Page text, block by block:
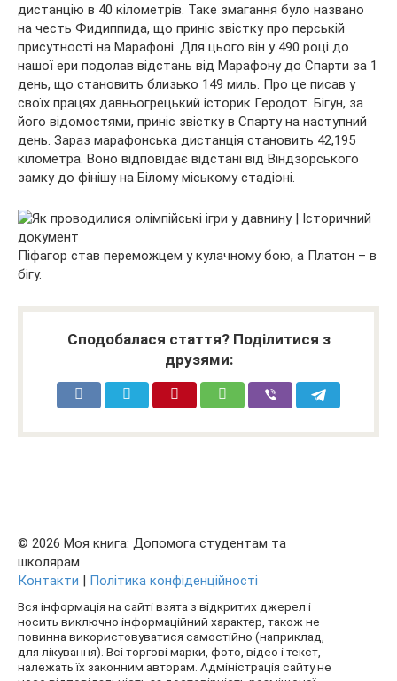
дистанцію в 40 кілометрів. Таке змагання було названо
на честь Фидиппида, що приніс звістку про перській
присутності на Марафоні. Для цього він у 490 році до
нашої ери подолав відстань від Марафону до Спарти за 1
день, що становить близько 149 миль. Про це писав у
своїх працях давньогрецький історик Геродот. Бігун, за
його відомостями, приніс звістку в Спарту на наступний
день. Зараз марафонська дистанція становить 42,195
кілометра. Воно відповідає відстані від Віндзорського
замку до фінішу на Білому міському стадіоні.
Піфагор став переможцем у кулачному бою, а Платон – в
бігу.
Сподобалася стаття? Поділитися з
друзями:
© 2026 Моя книга: Допомога студентам та
школярам
Контакти | Політика конфіденційності
Вся інформація на сайті взята з відкритих джерел і
носить виключно інформаційний характер, також не
повинна використовуватися самостійно (наприклад,
для лікування). Всі торгові марки, фото, відео і текст,
належать їх законним авторам. Адміністрація сайту не